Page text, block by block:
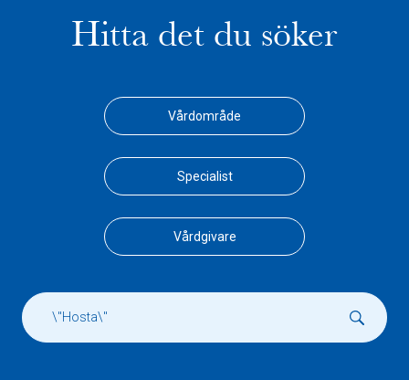
Hitta det du söker
Vårdområde
Specialist
Vårdgivare